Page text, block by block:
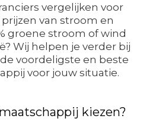
vergelijken voor
van stroom en
groene stroom of wind
Wij helpen je verder bij
voordeligste en beste
voor jouw situatie.
kiezen?